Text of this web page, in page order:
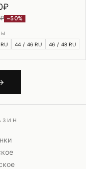
₽
−50%
44 / 46 RU 46 / 48 RU